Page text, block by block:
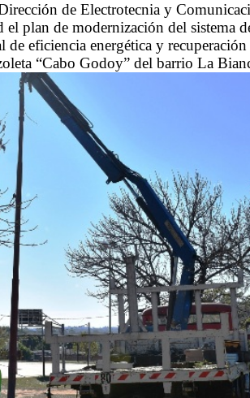
de Electrotecnia y
plan de modernización del sistema
de eficiencia energética y
“Cabo Godoy” del barrio La